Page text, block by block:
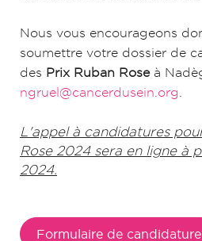
Nous vous encourageons
soumettre votre dossier de
des Prix Ruban Roseà
ngruel@cancerdusein.org
L'appel à candidatures
Rose 2024 sera en ligne à
2024.
Formulaire de candidature